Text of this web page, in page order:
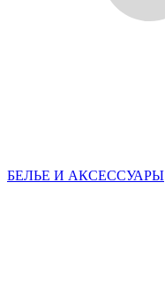
БЕЛЬЕ И АКСЕССУАРЫ